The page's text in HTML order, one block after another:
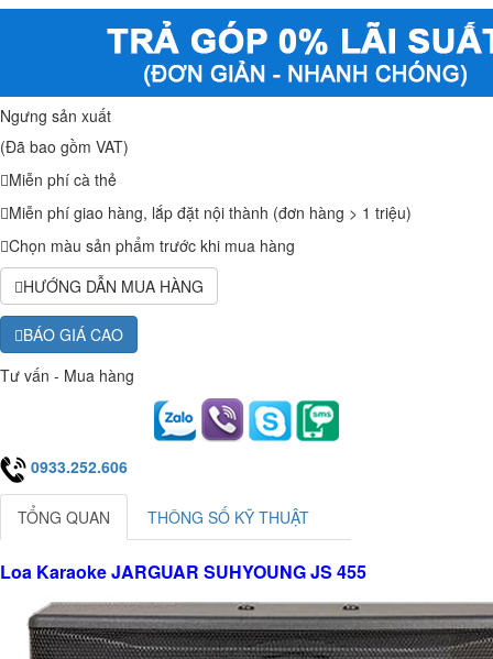
Ngưng sản xuất
(Đã bao gồm VAT)
Miễn phí cà thẻ
Miễn phí giao hàng, lắp đặt nội thành (đơn hàng > 1 triệu)
Chọn màu sản phẩm trước khi mua hàng
HƯỚNG DẪN MUA HÀNG
BÁO GIÁ CAO
Tư vấn - Mua hàng
0933.252.606
TỔNG QUAN THÔNG SỐ KỸ THUẬT
Loa Karaoke JARGUAR SUHYOUNG JS 455